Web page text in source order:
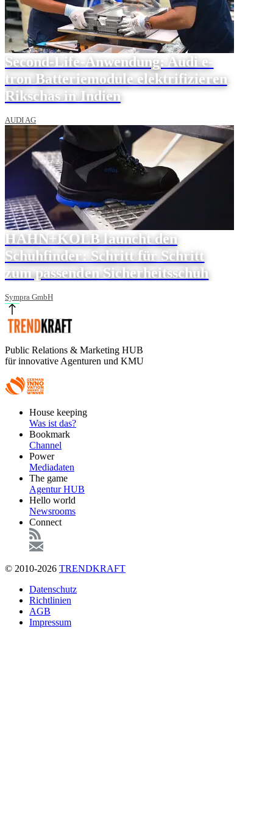
Second-Life-Anwendung: Audi e-
tron Batteriemodule elektrifizieren
Rikschas in Indien
AUDI AG
HAHN+KOLB launcht den
Schuhfinder: Schritt für Schritt
zum passenden Sicherheitsschuh
Sympra GmbH
Public Relations & Marketing HUB
für innovative Agenturen und KMU
FooterHouse keeping
Was ist das?
Bookmark
Channel
Power
Mediadaten
The game
Agentur HUB
Hello world
Newsrooms
Connect
© 2010-2026 TRENDKRAFT
FußzeileDatenschutz
Richtlinien
AGB
Impressum